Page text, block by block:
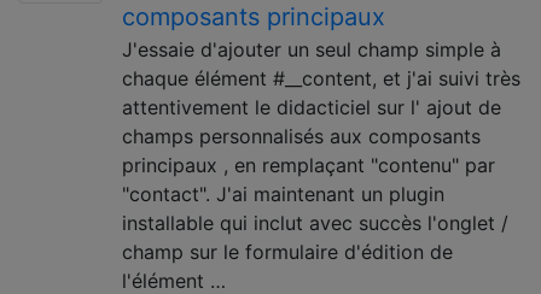
composants principaux
J'essaie d'ajouter un seul champ simple à
chaque élément #__content, et j'ai suivi très
attentivement le didacticiel sur l' ajout de
champs personnalisés aux composants
principaux , en remplaçant "contenu" par
"contact". J'ai maintenant un plugin
installable qui inclut avec succès l'onglet /
champ sur le formulaire d'édition de
l'élément …